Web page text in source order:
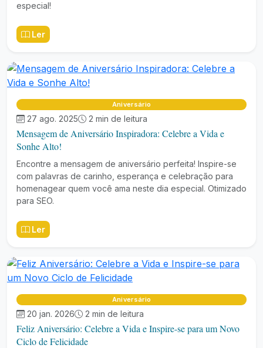
especial!
Ler
Aniversário
27 ago. 2025 2 min de leitura
Mensagem de Aniversário Inspiradora: Celebre a Vida e
Sonhe Alto!
Encontre a mensagem de aniversário perfeita! Inspire-se
com palavras de carinho, esperança e celebração para
homenagear quem você ama neste dia especial. Otimizado
para SEO.
Ler
Aniversário
20 jan. 2026 2 min de leitura
Feliz Aniversário: Celebre a Vida e Inspire-se para um Novo
Ciclo de Felicidade